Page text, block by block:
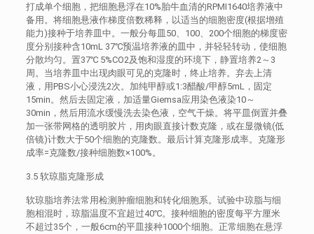
打成单个细胞，把细胞悬浮在10%胎牛血清的RPMI1640培养液中
备用。将细胞悬液作梯度倍数稀释，以适当的细胞密度(根据增殖
能力)接种于培养皿中。一般分每皿50、100、200个细胞的梯度密
度分别接种含10mL 37℃预温培养液的皿中，并轻轻转动，使细胞
分散均匀。置37℃ 5%CO2及饱和湿度的环境下，静置培养2～3
周。当培养皿中出现肉眼可见的克隆时，终止培养。弃去上清
液，用PBS小心浸洗2次。加纯甲醇或1:3醋酸/甲醇5mL，固定
15min。然后去固定液，加适量Giemsa应用染色液染10～
30min，然后用流水缓慢洗去染色液，空气干燥。将平皿倒置并叠
加一张带网格的透明胶片，用肉眼直接计数克隆，或在显微镜(低
倍镜)计数大于50个细胞的克隆数。最后计算克隆形成率。克隆形
成率=克隆数/接种细胞数×100%。
3.5 软琼脂克隆形成
软琼脂培养法常用检测肿瘤细胞和转化细胞系。试验中琼脂与细
胞相混时，琼脂温度不宜超过40℃。接种细胞的密度每平方厘米
不超过35个，一般6cm的平皿接种1000个细胞。正常细胞在悬浮